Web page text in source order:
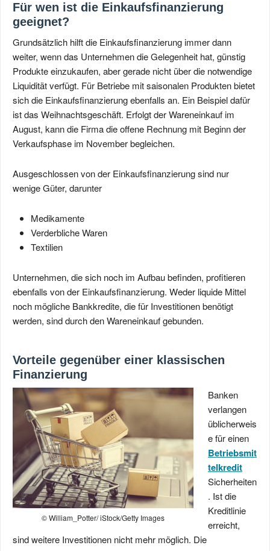
Für wen ist die Einkaufsfinanzierung
geeignet?
Grundsätzlich hilft die Einkaufsfinanzierung immer dann
weiter, wenn das Unternehmen die Gelegenheit hat, günstig
Produkte einzukaufen, aber gerade nicht über die notwendige
Liquidität verfügt. Für Betriebe mit saisonalen Produkten bietet
sich die Einkaufsfinanzierung ebenfalls an. Ein Beispiel dafür
ist das Weihnachtsgeschäft. Erfolgt der Wareneinkauf im
August, kann die Firma die offene Rechnung mit Beginn der
Verkaufsphase im November begleichen.
Ausgeschlossen von der Einkaufsfinanzierung sind nur
wenige Güter, darunter
Medikamente
Verderbliche Waren
Textilien
Unternehmen, die sich noch im Aufbau befinden, profitieren
ebenfalls von der Einkaufsfinanzierung. Weder liquide Mittel
noch mögliche Bankkredite, die für Investitionen benötigt
werden, sind durch den Wareneinkauf gebunden.
Vorteile gegenüber einer klassischen
Finanzierung
© William_Potter/ iStock/Getty Images
Banken
verlangen
üblicherweis
e für einen
Betriebsmit
telkredit
Sicherheiten
. Ist die
Kreditlinie
erreicht,
sind weitere Investitionen nicht mehr möglich. Die